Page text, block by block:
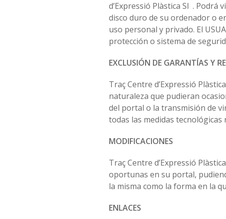
d’Expressió Plàstica Sl .
disco duro de su ordenador o
uso personal y privado. El
protección o sistema de
EXCLUSIÓN DE GARANTÍAS Y
Traç Centre d’Expressió
naturaleza que pudieran
del portal o la transmisión de
todas las medidas
MODIFICACIONES
Traç Centre d’Expressió
oportunas en su portal,
la misma como la forma en la
ENLACES